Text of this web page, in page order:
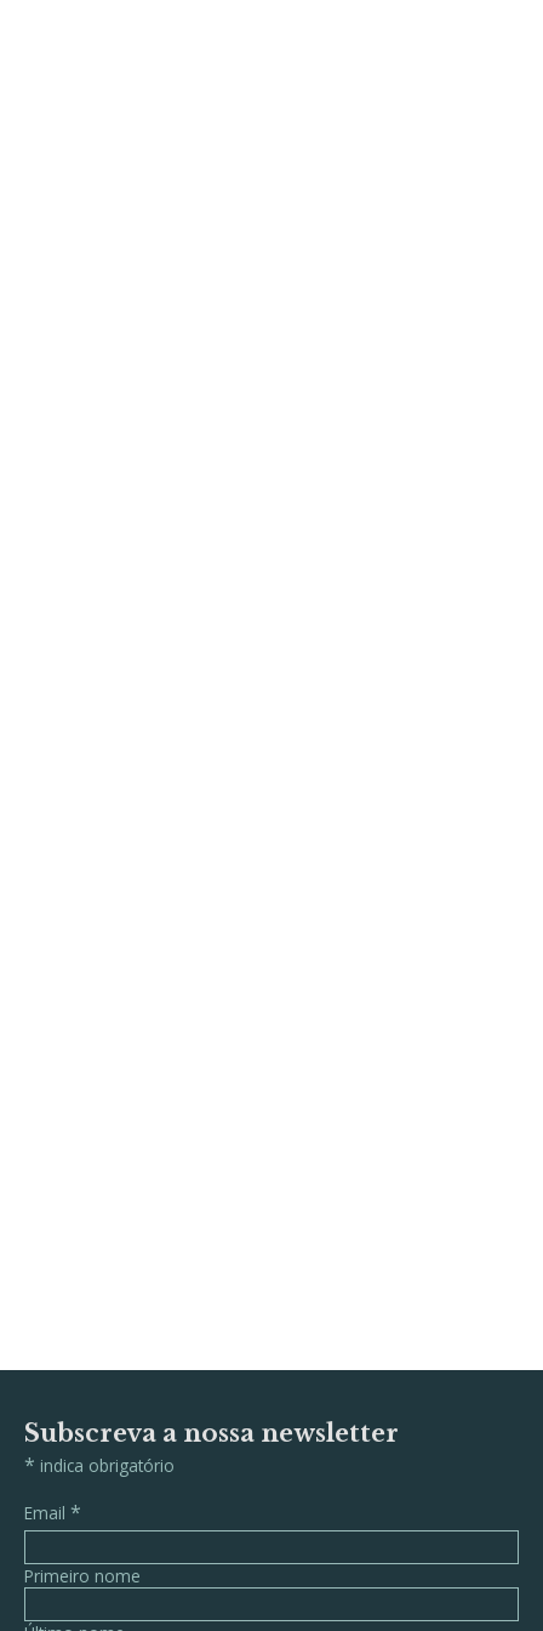
Subscreva a nossa newsletter
* indica obrigatório
Email *
Primeiro nome